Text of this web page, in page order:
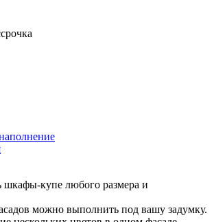
шкафы-купе любого размера и
можно выполнить под вашу задумку.